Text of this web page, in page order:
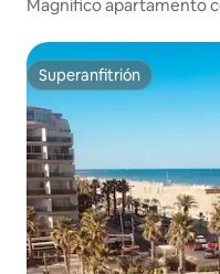
Superanfitrión
Superanfitrión